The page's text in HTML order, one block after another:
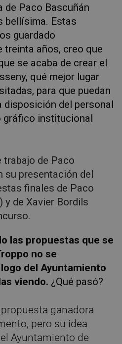
de Paco Bascuñán
bellísima. Estas
guardado
treinta años, creo que
se acaba de crear el
qué mejor lugar
para que puedan
disposición del personal
gráfico institucional
trabajo de Paco
su presentación del
finales de Paco
y de Xavier Bordils
las propuestas que se
no se
del Ayuntamiento
viendo. ¿Qué pasó?
ganadora
pero su idea
Ayuntamiento de